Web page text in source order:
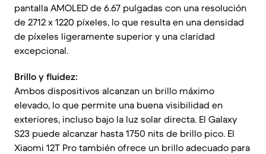
pantalla AMOLED de 6.67 pulgadas con una resolución
de 2712 x 1220 píxeles, lo que resulta en una densidad
de píxeles ligeramente superior y una claridad
excepcional.
Brillo y fluidez:
Ambos dispositivos alcanzan un brillo máximo
elevado, lo que permite una buena visibilidad en
exteriores, incluso bajo la luz solar directa. El Galaxy
S23 puede alcanzar hasta 1750 nits de brillo pico. El
Xiaomi 12T Pro también ofrece un brillo adecuado para